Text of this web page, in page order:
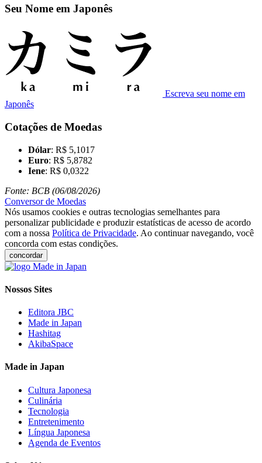
Seu Nome em Japonês
Escreva seu nome em
Japonês
Cotações de Moedas
Dólar: R$ 5,1017
Euro: R$ 5,8782
Iene: R$ 0,0322
Fonte: BCB (06/08/2026)
Conversor de Moedas
Nós usamos cookies e outras tecnologias semelhantes para
personalizar publicidade e produzir estatísticas de acesso de acordo
com a nossa Política de Privacidade. Ao continuar navegando, você
concorda com estas condições.
concordar
Nossos Sites
Editora JBC
Made in Japan
Hashitag
AkibaSpace
Made in Japan
Cultura Japonesa
Culinária
Tecnologia
Entretenimento
Língua Japonesa
Agenda de Eventos